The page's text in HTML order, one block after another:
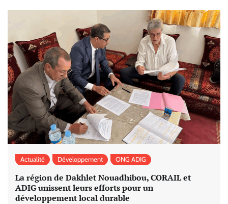
Actualité Développement ONG ADIG
La région de Dakhlet Nouadhibou, CORAIL et
ADIG unissent leurs efforts pour un
développement local durable